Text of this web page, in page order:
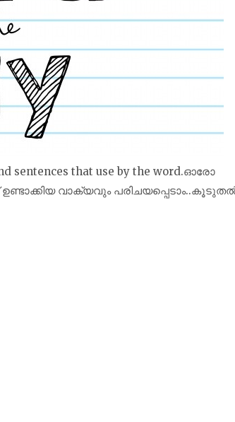
sentences that use by the word.ഓരോ
വാക്യവും